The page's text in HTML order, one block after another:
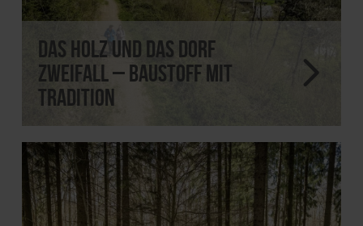
Das Holz und das Dorf
Zweifall – Baustoff mit
Tradition